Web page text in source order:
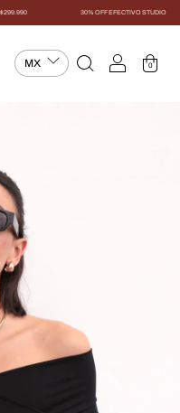
30% OFF EFECTIVO STUDIO
0